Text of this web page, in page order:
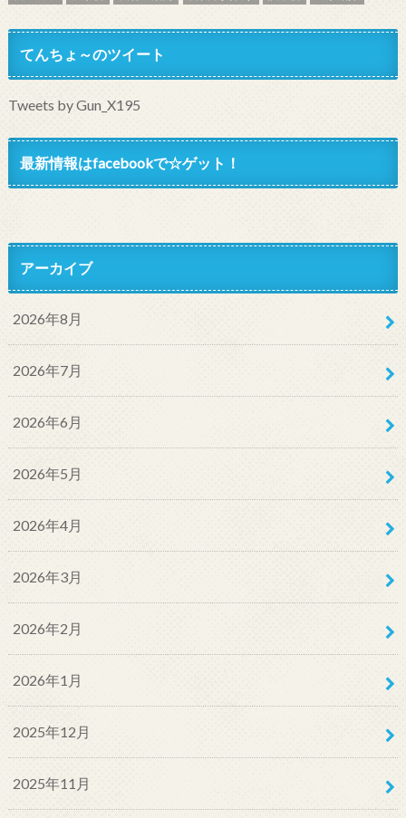
てんちょ～のツイート
Tweets by Gun_X195
最新情報はfacebookで☆ゲット！
アーカイブ
2026年8月
2026年7月
2026年6月
2026年5月
2026年4月
2026年3月
2026年2月
2026年1月
2025年12月
2025年11月